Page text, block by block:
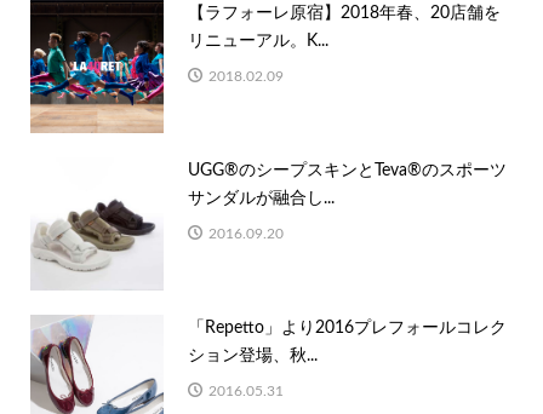
【ラフォーレ原宿】2018年春、20店舗を
リニューアル。K...
2018.02.09
UGG®のシープスキンとTeva®のスポーツ
サンダルが融合し...
2016.09.20
「Repetto」より2016プレフォールコレク
ション登場、秋...
2016.05.31